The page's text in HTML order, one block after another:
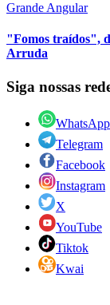
Grande Angular
"Fomos traídos",
Arruda
Siga nossas
WhatsApp
Telegram
Facebook
Instagram
X
YouTube
Tiktok
Kwai